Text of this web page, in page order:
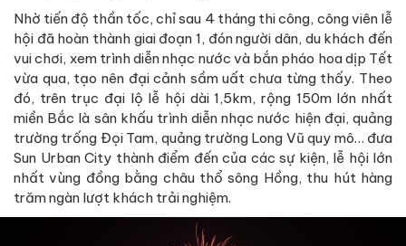
Nhờ tiến độ thần tốc, chỉ sau 4 tháng thi công, công viên lễ
hội đã hoàn thành giai đoạn 1, đón người dân, du khách đến
vui chơi, xem trình diễn nhạc nước và bắn pháo hoa dịp Tết
vừa qua, tạo nên đại cảnh sầm uất chưa từng thấy. Theo
đó, trên trục đại lộ lễ hội dài 1,5km, rộng 150m lớn nhất
miền Bắc là sân khấu trình diễn nhạc nước hiện đại, quảng
trường trống Đọi Tam, quảng trường Long Vũ quy mô… đưa
Sun Urban City thành điểm đến của các sự kiện, lễ hội lớn
nhất vùng đồng bằng châu thổ sông Hồng, thu hút hàng
trăm ngàn lượt khách trải nghiệm.